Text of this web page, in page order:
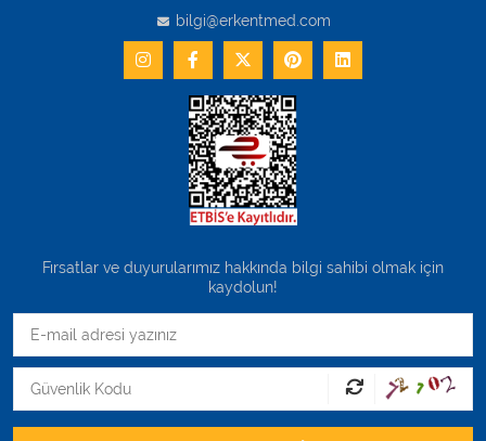
bilgi@erkentmed.com
Fırsatlar ve duyurularımız hakkında bilgi sahibi olmak için
kaydolun!